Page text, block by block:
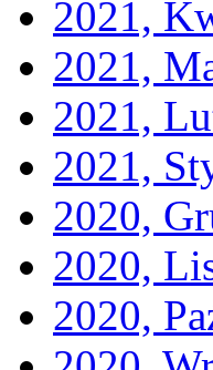
2021,
2021,
2021,
2021,
2020,
2020,
2020,